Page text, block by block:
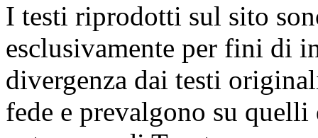
I testi riprodotti sul sito
esclusivamente per fini di
divergenza dai testi
fede e prevalgono su